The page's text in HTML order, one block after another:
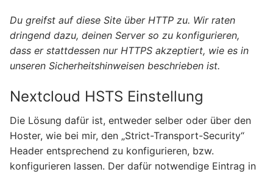
Du greifst auf diese Site über HTTP zu. Wir raten
dringend dazu, deinen Server so zu konfigurieren,
dass er stattdessen nur HTTPS akzeptiert, wie es in
unseren Sicherheitshinweisen beschrieben ist.
Nextcloud HSTS Einstellung
Die Lösung dafür ist, entweder selber oder über den
Hoster, wie bei mir, den „Strict-Transport-Security“
Header entsprechend zu konfigurieren, bzw.
konfigurieren lassen. Der dafür notwendige Eintrag in